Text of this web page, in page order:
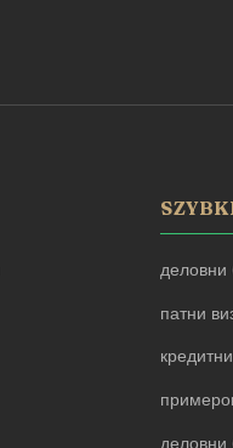
деловни
патни
деловни